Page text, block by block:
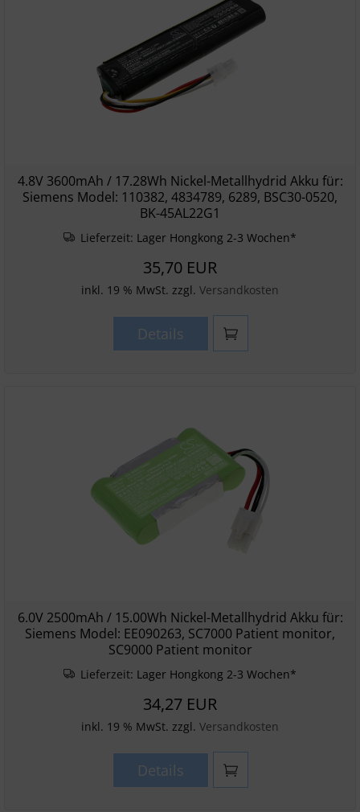
4.8V 3600mAh / 17.28Wh Nickel-Metallhydrid Akku für:
Siemens Model: 110382, 4834789, 6289, BSC30-0520,
BK-45AL22G1
Lieferzeit: Lager Hongkong 2-3 Wochen*
35,70 EUR
inkl. 19 % MwSt. zzgl. Versandkosten
Details
6.0V 2500mAh / 15.00Wh Nickel-Metallhydrid Akku für:
Siemens Model: EE090263, SC7000 Patient monitor,
SC9000 Patient monitor
Lieferzeit: Lager Hongkong 2-3 Wochen*
34,27 EUR
inkl. 19 % MwSt. zzgl. Versandkosten
Details